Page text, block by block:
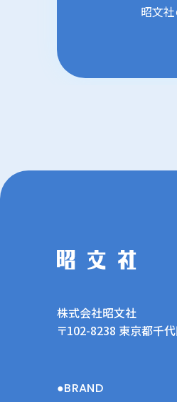
昭文
株式会社昭文社
〒102-8238 東京都千
BRAND